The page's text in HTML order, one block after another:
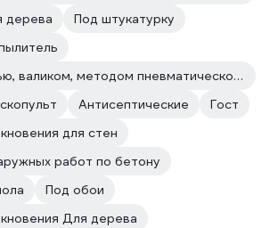
дерева
Под штукатурку
Нанесение кистью, валиком, методом пневматического и безвоздушного распыления.
Антисептические
Гост
для стен
работ по бетону
Под обои
Для дерева